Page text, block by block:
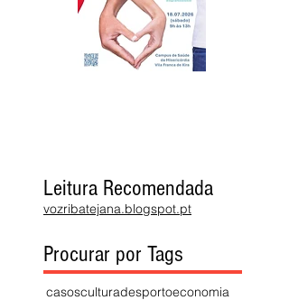
Leitura Recomendada
vozribatejana.blogspot.pt
Procurar por Tags
casosculturadesportoeconomia